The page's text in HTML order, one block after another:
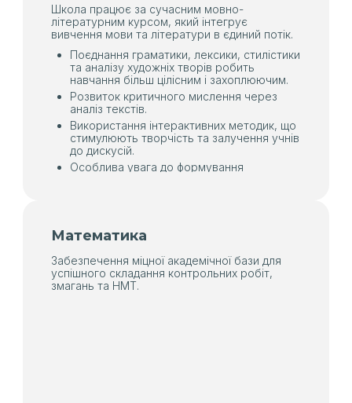
Школа працює за сучасним мовно-
літературним курсом, який інтегрує
вивчення мови та літератури в єдиний потік.
Поєднання граматики, лексики, стилістики
та аналізу художніх творів робить
навчання більш цілісним і захоплюючим.
Розвиток критичного мислення через
аналіз текстів.
Використання інтерактивних методик, що
стимулюють творчість та залучення учнів
до дискусій.
Особлива увага до формування
Математика
Забезпечення міцної академічної бази для
успішного складання контрольних робіт,
змагань та НМТ.